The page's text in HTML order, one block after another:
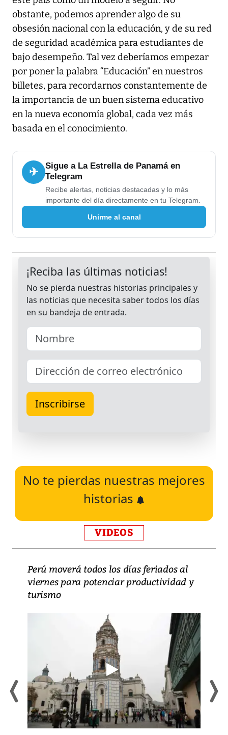
obstante, podemos aprender algo de su
obsesión nacional con la educación, y de su red
de seguridad académica para estudiantes de
bajo desempeño. Tal vez deberíamos empezar
por poner la palabra “Educación” en nuestros
billetes, para recordarnos constantemente de
la importancia de un buen sistema educativo
en la nueva economía global, cada vez más
basada en el conocimiento.
✈
Sigue a La Estrella de Panamá en
Telegram
Recibe alertas, noticias destacadas y lo más
importante del día directamente en tu Telegram.
Unirme al canal
No te pierdas nuestras mejores
historias
VIDEOS
Perú moverá todos los días feriados al
viernes para potenciar productividad y
turismo